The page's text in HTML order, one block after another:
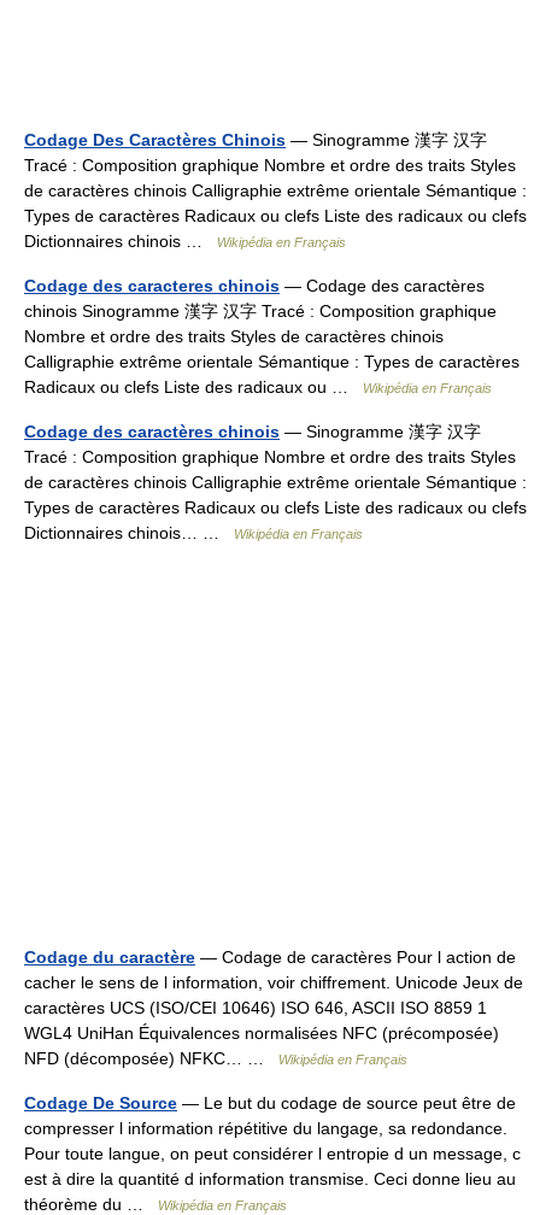
Codage Des Caractères Chinois — Sinogramme 漢字 汉字
Tracé : Composition graphique Nombre et ordre des traits Styles
de caractères chinois Calligraphie extrême orientale Sémantique :
Types de caractères Radicaux ou clefs Liste des radicaux ou clefs
Dictionnaires chinois …
Wikipédia en Français
Codage des caracteres chinois — Codage des caractères
chinois Sinogramme 漢字 汉字 Tracé : Composition graphique
Nombre et ordre des traits Styles de caractères chinois
Calligraphie extrême orientale Sémantique : Types de caractères
Radicaux ou clefs Liste des radicaux ou …
Wikipédia en Français
Codage des caractères chinois — Sinogramme 漢字 汉字
Tracé : Composition graphique Nombre et ordre des traits Styles
de caractères chinois Calligraphie extrême orientale Sémantique :
Types de caractères Radicaux ou clefs Liste des radicaux ou clefs
Dictionnaires chinois… …
Wikipédia en Français
Codage du caractère — Codage de caractères Pour l action de
cacher le sens de l information, voir chiffrement. Unicode Jeux de
caractères UCS (ISO/CEI 10646) ISO 646, ASCII ISO 8859 1
WGL4 UniHan Équivalences normalisées NFC (précomposée)
NFD (décomposée) NFKC… …
Wikipédia en Français
Codage De Source — Le but du codage de source peut être de
compresser l information répétitive du langage, sa redondance.
Pour toute langue, on peut considérer l entropie d un message, c
est à dire la quantité d information transmise. Ceci donne lieu au
théorème du …
Wikipédia en Français